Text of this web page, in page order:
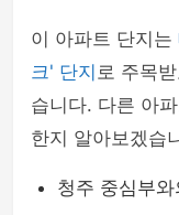
이 아파트 단지는
크' 단지 로 주목
습니다. 다른 아
한지 알아보겠습
청주 중심부